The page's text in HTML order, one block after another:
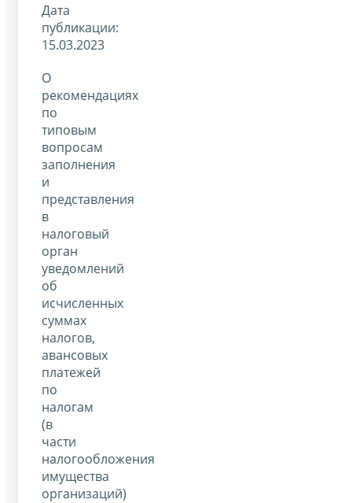
Дата
публикации:
15.03.2023
О
рекомендациях
по
типовым
вопросам
заполнения
и
представления
в
налоговый
орган
уведомлений
об
исчисленных
суммах
налогов,
авансовых
платежей
по
налогам
(в
части
налогообложения
имущества
организаций)